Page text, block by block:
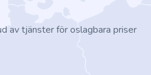
av tjänster för oslagbara priser